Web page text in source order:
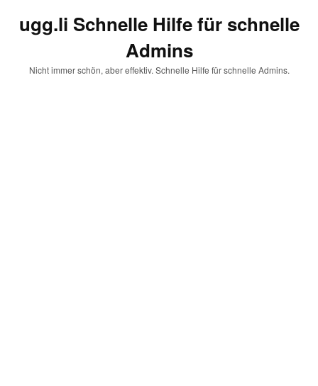
ugg.li Schnelle Hilfe für schnelle
Admins
Nicht immer schön, aber effektiv. Schnelle Hilfe für schnelle Admins.